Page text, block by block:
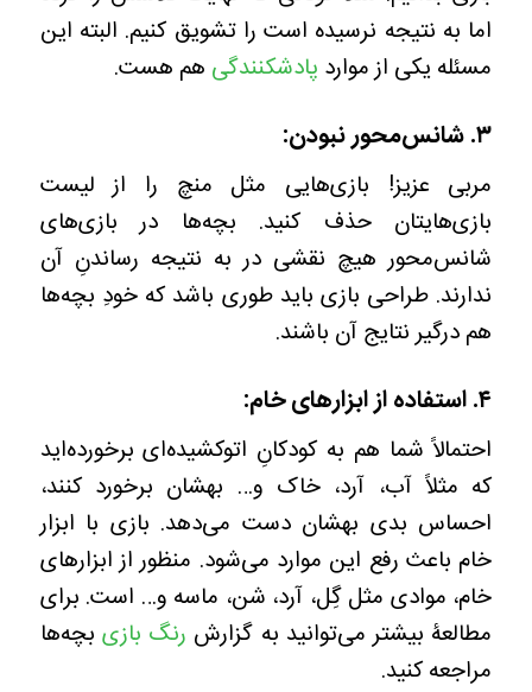
اما به نتیجه نرسیده است را تشویق کنیم. البته این
مسئله یکی از موارد پادشکنندگی هم هست.
۳. شانس‌محور نبودن:
مربی عزیز! بازی‌هایی مثل منچ را از لیست
بازی‌هایتان حذف کنید. بچه‌ها در بازی‌های
شانس‌محور هیچ نقشی در به نتیجه رساندنِ آن
ندارند. طراحی بازی باید طوری باشد که خودِ بچه‌ها
هم درگیر نتایج آن باشند.
۴. استفاده از ابزارهای خام:
احتمالاً شما هم به کودکانِ اتوکشیده‌ای برخورده‌اید
که مثلاً آب، آرد، خاک و… بهشان برخورد کنند،
احساس بدی بهشان دست می‌دهد. بازی با ابزار
خام باعث رفع این موارد می‌شود. منظور از ابزارهای
خام، موادی مثل گِل، آرد، شن، ماسه و… است. برای
مطالعۀ بیشتر می‌توانید به گزارش رنگ‌ بازی بچه‌ها
مراجعه کنید.